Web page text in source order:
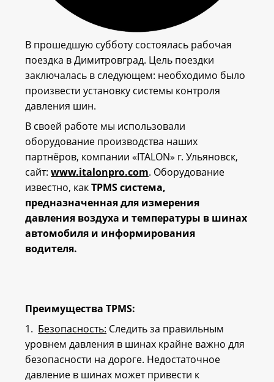
В прошедшую субботу состоялась рабочая
поездка в Димитровград. Цель поездки
заключалась в следующем: необходимо было
произвести установку системы контроля
давления шин.
В своей работе мы использовали
оборудование производства наших
партнёров, компании «ITALON» г. Ульяновск,
сайт:www.italonpro.com. Оборудование
известно, какTPMS система,
предназначенная для измерения
давления воздуха и температуры в шинах
автомобиля и информирования
водителя.
Преимущества TPMS:
1. Безопасность: Следить за правильным
уровнем давления в шинах крайне важно для
безопасности на дороге. Недостаточное
давление в шинах может привести к